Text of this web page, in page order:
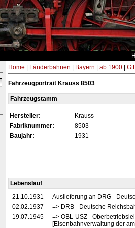
Home Länderbahnen Bayern ab 1900|
Fahrzeugportrait Krauss 8503
Fahrzeugstamm
Hersteller:
Krauss
Fabriknummer:
8503
Baujahr:
1931
Lebenslauf
21.10.1931
Auslieferung an DRG -
02.02.1937
=> DRB - Deutsche
19.07.1945
=> OBL-USZ -
[Eisenbahnverwaltung der